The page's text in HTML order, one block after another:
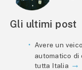
Gli ultimi post
Avere un
automatico di
tutta Italia